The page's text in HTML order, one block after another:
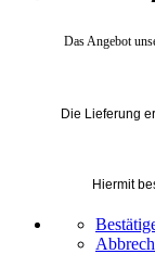
Das Angebot
Die Lieferung
Hiermit